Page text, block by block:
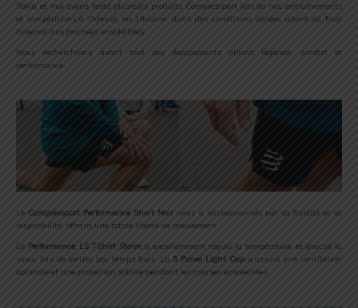
Sofiia et moi avons testé plusieurs produits Compressport lors de nos entraînements
et compétitions à Odessa, en Ukraine, dans des conditions variées allant du froid
hivernal aux journées ensoleillées.
Nous recherchions avant tout des équipements alliant légèreté, confort et
performance.
Le Compressport Performance Short Noir nous a impressionnés par sa fluidité et sa
respirabilité, offrant une totale liberté de mouvement.
Le Performance LS TShirt Storm a excellemment régulé la température et évacué la
sueur lors de sorties par temps frais. La 5 Panel Light Capa assuré une ventilation
optimale et une protection solaire pendant les courses ensoleillées.